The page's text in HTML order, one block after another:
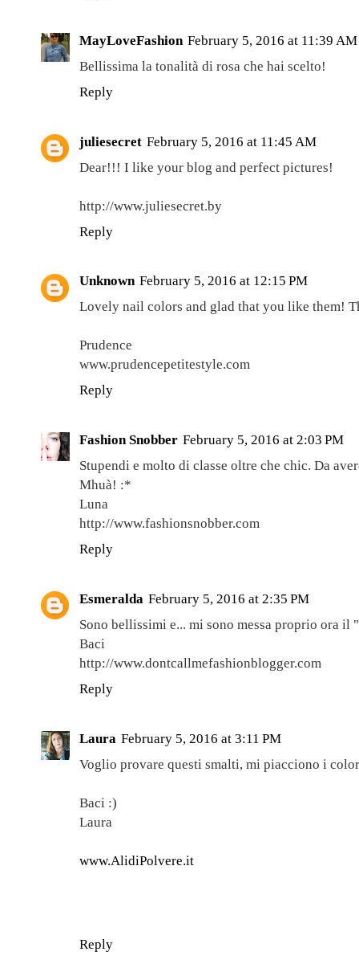
MayLoveFashion February 5, 2016 at 11:39 AM
Bellissima la tonalità di rosa che hai scelto!
Reply
juliesecret February 5, 2016 at 11:45 AM
Dear!!! I like your blog and perfect pictures!
http://www.juliesecret.by
Reply
Unknown February 5, 2016 at 12:15 PM
Lovely nail colors and glad that you like them!
Prudence
www.prudencepetitestyle.com
Reply
Fashion Snobber February 5, 2016 at 2:03 PM
Stupendi e molto di classe oltre che chic. Da
Mhuà! :*
Luna
http://www.fashionsnobber.com
Reply
Esmeralda February 5, 2016 at 2:35 PM
Sono bellissimi e... mi sono messa proprio ora il
Baci
http://www.dontcallmefashionblogger.com
Reply
Laura February 5, 2016 at 3:11 PM
Voglio provare questi smalti, mi piacciono i
Baci :)
Laura
www.AlidiPolvere.it
Reply